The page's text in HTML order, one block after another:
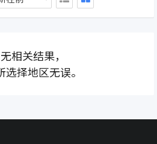
相关结果，
选择地区无误。